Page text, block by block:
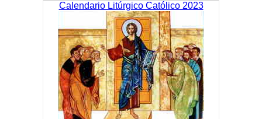
Calendario Litúrgico Católico 2023